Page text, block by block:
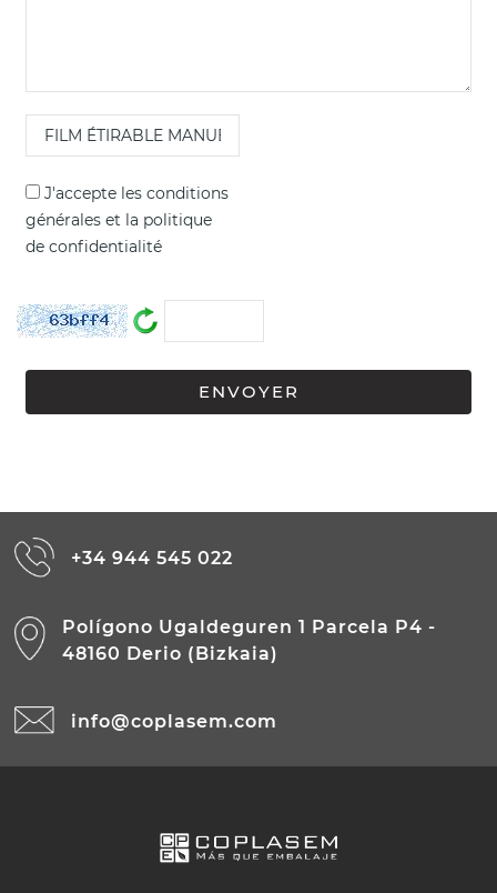
J'accepte les conditions
générales et la politique
de confidentialité
+34 944 545 022
Polígono Ugaldeguren 1 Parcela P4 -
48160 Derio (Bizkaia)
info@coplasem.com